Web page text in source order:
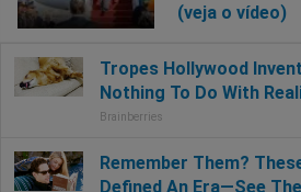
(veja o vídeo)